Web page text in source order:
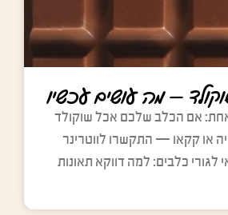
— מה עושים עכשיו
אם הכלב שלכם אכל שוקולד
או קקאו — התקשרו לווטרינר
לגורי כלבים: למה דווקא תאונות